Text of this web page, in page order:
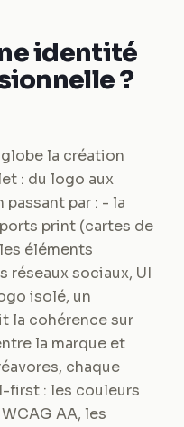
identité
?
la création
: du logo aux
par : - la
print (cartes de
éléments
réseaux sociaux, UI
isolé, un
la cohérence sur
la marque et
chaque
first : les couleurs
AA, les